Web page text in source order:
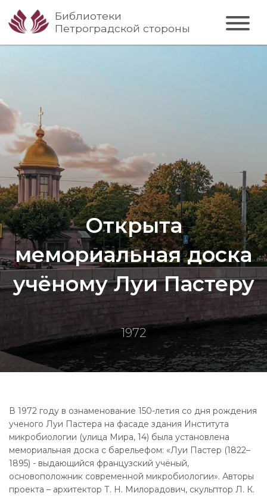
Библиотеки
Петроградской стороны
Открыта
мемориальная доска
учёному Луи Пастеру
1972
В 1972 году в ознаменование 150-летия со дня рождения
ученого Луи Пастера на фасаде здания Института
микробиологии (улица Мира, 14) была установлена
мемориальная доска с барельефом: «Луи Пастер (1822–
1895) - выдающийся французский учёный,
основоположник современной микробиологии». Авторы
проекта – архитектор Т. Н. Милорадович, скульптор Л. К.